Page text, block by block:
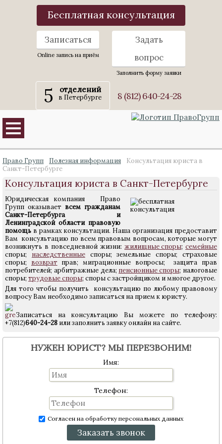
Бесплатная консультация
Записаться
Online запись на приём
Задать
вопрос
Заполнить форму заявки
5 отделений
в Петербурге 8 (812) 640-24-28
Право Групп Полезная информация
Консультация юриста в
Санкт-Петербурге
Консультация юриста в Санкт-Петербурге
Юридическая компания Право
Групп оказывает всем гражданам
Санкт-Петербурга и
Ленинградской области правовую
помощь в рамках консультации. Наша организация предоставит
Вам консультацию по всем правовым вопросам, которые могут
возникнуть в повседневной жизни: жилищные споры; семейные
споры; наследственныеспоры; земельные споры; страховые
споры; возврат прав; миграционные вопросы; защита прав
потребителей; арбитражные дела; пенсионные споры; налоговые
споры; трудовые споры; споры с застройщиком и многое другое.
Для того чтобы получить консультацию по любому правовому
вопросу Вам необходимо записаться на прием к юристу.
Записаться на консультацию Вы можете по телефону:
+7(812)640-24-28 или заполнить заявку онлайн на сайте.
НУЖЕН ЮРИСТ? МЫ ПЕРЕЗВОНИМ!
Имя:
Телефон:
Согласен на обработку персональных данных
Заказать звонок